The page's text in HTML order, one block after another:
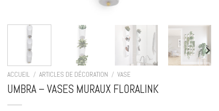
ACCUEIL / ARTICLES DE DÉCORATION / VASE
UMBRA – VASES MURAUX FLORALINK